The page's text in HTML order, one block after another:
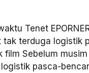
Tenet
terduga logistik
film Sebelum
logistik pasca-